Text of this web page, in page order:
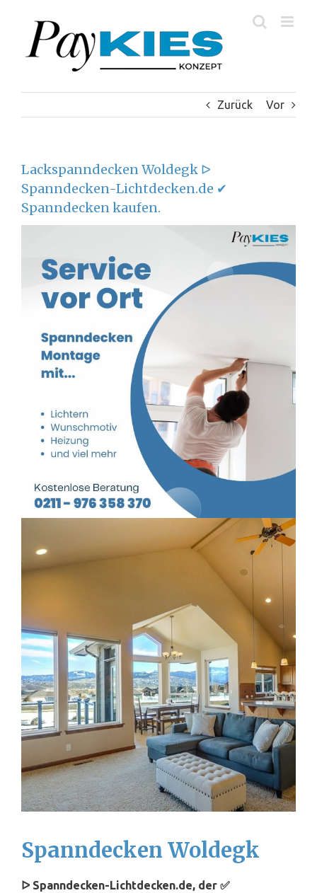
springen
Zurück Vor
Lackspanndecken Woldegk ᐅ
Spanndecken-Lichtdecken.de ✔
Spanndecken kaufen.
Spanndecken Woldegk
ᐅ Spanndecken-Lichtdecken.de, der ✅